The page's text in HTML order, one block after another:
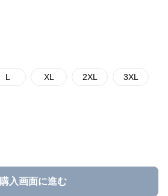
L XL 2XL 3XL
購入画面に進む